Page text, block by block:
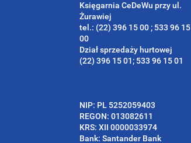
Księgarnia CeDeWu przy ul.
Żurawiej
tel.: (22) 396 15 00 ; 533 96 15
00
Dział sprzedaży hurtowej
(22) 396 15 01; 533 96 15 01
NIP: PL 5252059403
REGON: 013082611
KRS: XII 0000033974
Bank: Santander Bank